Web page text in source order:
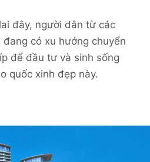
đây, người dân từ các
đang có xu hướng chuyển
để đầu tư và sinh sống
quốc xinh đẹp này.